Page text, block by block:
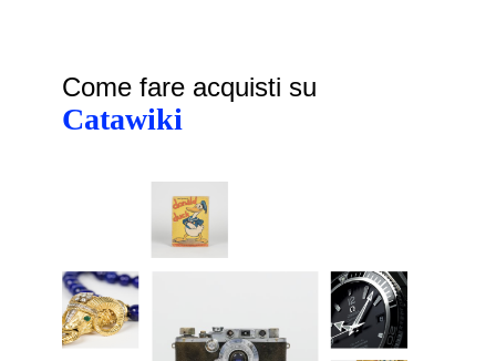
Come fare acquisti su
Catawiki